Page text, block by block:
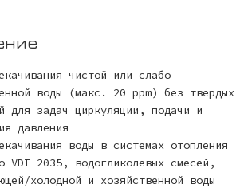
чистой или слабо
воды (макс. 20 ppm) без твердых
для задач циркуляции, подачи и
давления
воды в системах отопления
VDI 2035, водогликолевых смесей,
холодной и хозяйственной воды